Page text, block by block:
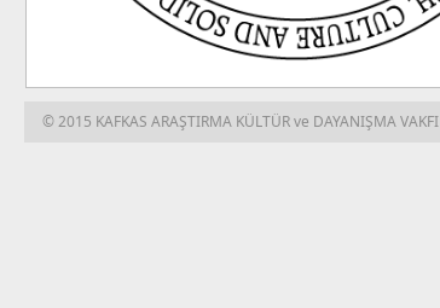
© 2015 KAFKAS ARAŞTIRMA KÜLTÜR ve DAYANIŞMA VAKFI